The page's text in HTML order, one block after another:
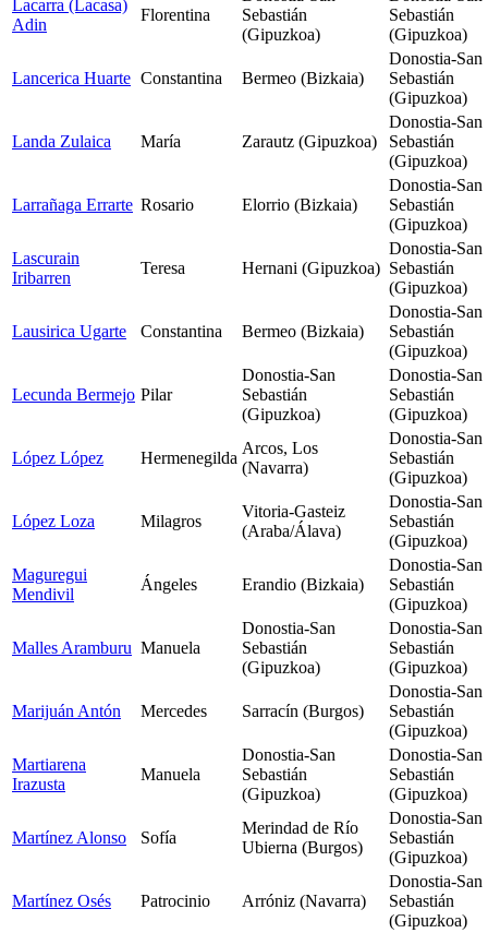
Lacarra (Lacasa)
Adin
Florentina
Sebastián
(Gipuzkoa)
Sebastián
(Gipuzkoa)
Lancerica Huarte Constantina Bermeo (Bizkaia)
Donostia-San
Sebastián
(Gipuzkoa)
Landa Zulaica María Zarautz (Gipuzkoa)
Donostia-San
Sebastián
(Gipuzkoa)
Larrañaga Errarte Rosario Elorrio (Bizkaia)
Donostia-San
Sebastián
(Gipuzkoa)
Lascurain
Iribarren
Teresa Hernani (Gipuzkoa)
Donostia-San
Sebastián
(Gipuzkoa)
Lausirica Ugarte Constantina Bermeo (Bizkaia)
Donostia-San
Sebastián
(Gipuzkoa)
Lecunda Bermejo Pilar
Donostia-San
Sebastián
(Gipuzkoa)
Donostia-San
Sebastián
(Gipuzkoa)
López López Hermenegilda
Arcos, Los
(Navarra)
Donostia-San
Sebastián
(Gipuzkoa)
López Loza Milagros
Vitoria-Gasteiz
(Araba/Álava)
Donostia-San
Sebastián
(Gipuzkoa)
Maguregui
Mendivil
Ángeles Erandio (Bizkaia)
Donostia-San
Sebastián
(Gipuzkoa)
Malles Aramburu Manuela
Donostia-San
Sebastián
(Gipuzkoa)
Donostia-San
Sebastián
(Gipuzkoa)
Marijuán Antón Mercedes Sarracín (Burgos)
Donostia-San
Sebastián
(Gipuzkoa)
Martiarena
Irazusta
Manuela
Donostia-San
Sebastián
(Gipuzkoa)
Donostia-San
Sebastián
(Gipuzkoa)
Martínez Alonso Sofía
Merindad de Río
Ubierna (Burgos)
Donostia-San
Sebastián
(Gipuzkoa)
Martínez Osés Patrocinio Arróniz (Navarra)
Donostia-San
Sebastián
(Gipuzkoa)